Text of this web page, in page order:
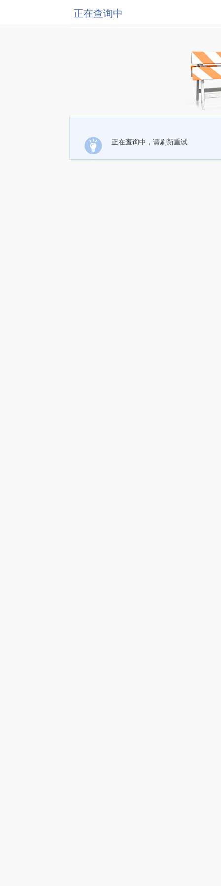
正在查询中
正在查询中，请刷新重试